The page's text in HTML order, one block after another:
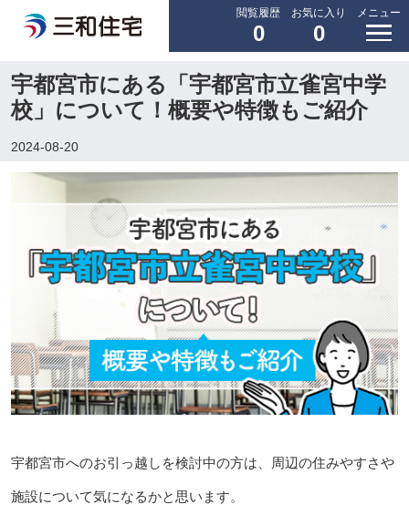
閲覧履歴
0
お気に入り
0
メニュー
宇都宮市にある「宇都宮市立雀宮中学
校」について！概要や特徴もご紹介
2024-08-20
宇都宮市へのお引っ越しを検討中の方は、周辺の住みやすさや
施設について気になるかと思います。